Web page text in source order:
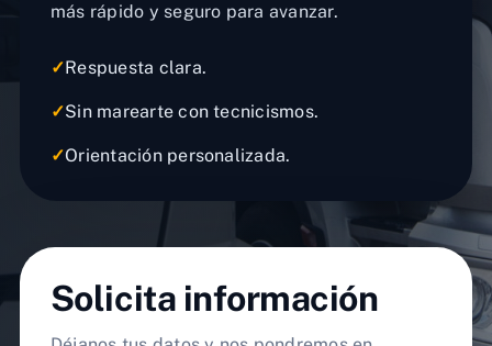
más rápido y seguro para avanzar.
✓Respuesta clara.
✓Sin marearte con tecnicismos.
✓Orientación personalizada.
Solicita información